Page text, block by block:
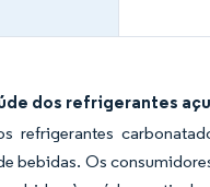
dos refrigerantes
refrigerantes
bebidas. Os